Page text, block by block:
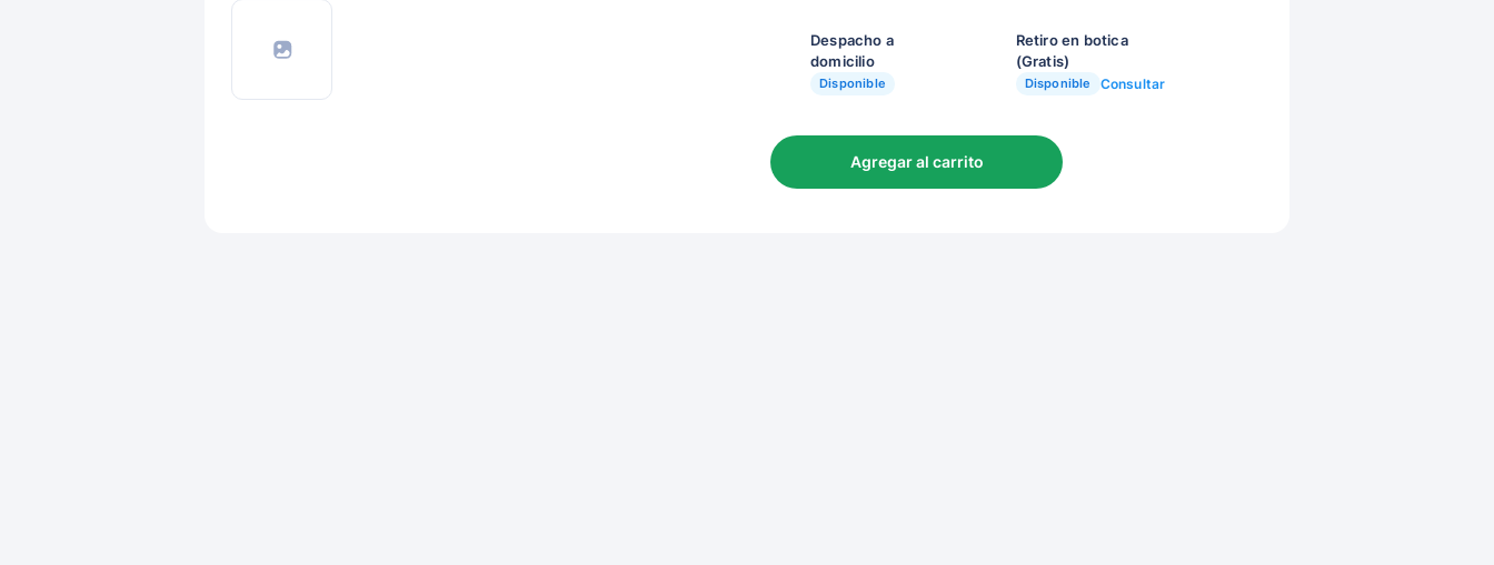
Despacho a
domicilio
Disponible
Retiro en botica
(Gratis)
Disponible Consultar
Agregar al carrito